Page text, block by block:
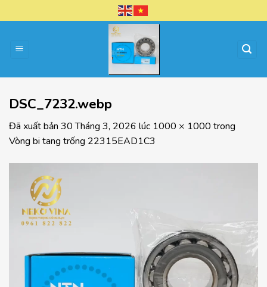
đến
dung
DSC_7232.webp
Đã xuất bản 30 Tháng 3, 2026 lúc 1000 × 1000 trong
Vòng bi tang trống 22315EAD1C3